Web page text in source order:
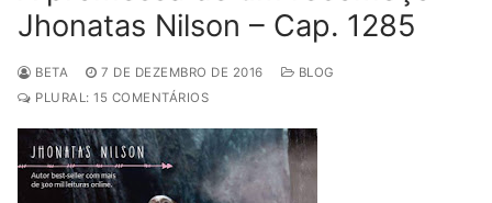
Jhonatas Nilson – Cap. 1285
BETA 7 DE DEZEMBRO DE 2016
BLOG
PLURAL: 15 COMENTÁRIOS